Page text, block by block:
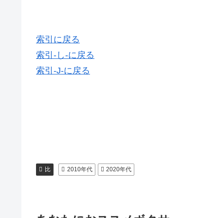
索引に戻る
索引-し-に戻る
索引-J-に戻る
比 2010年代 2020年代